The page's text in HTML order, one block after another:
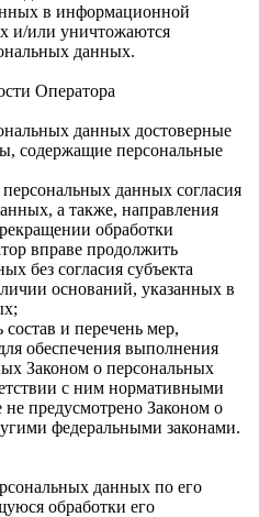
в информационной
и/или уничтожаются
данных.
Оператора
данных достоверные
содержащие персональные
данных согласия
а также, направления
обработки
вправе продолжить
без согласия субъекта
оснований, указанных в
и перечень мер,
обеспечения выполнения
Законом о персональных
с ним нормативными
предусмотрено Законом о
федеральными законами.
данных по его
обработки его